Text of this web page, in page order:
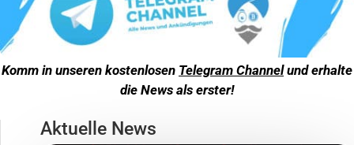
Komm in unseren kostenlosen Telegram Channelund erhalte
die News als erster!
Aktuelle News